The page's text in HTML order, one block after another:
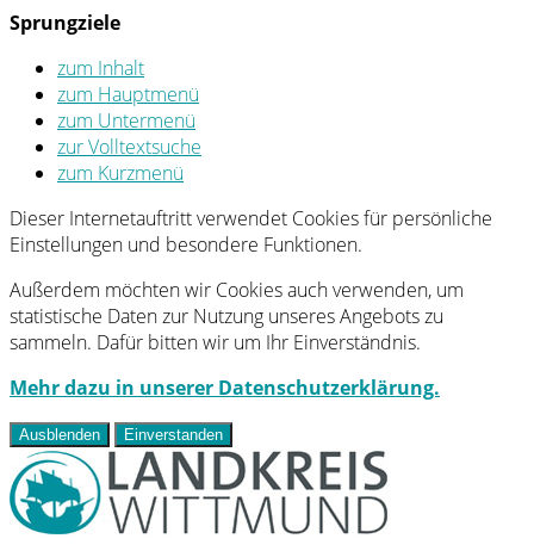
Sprungziele
zum Inhalt
zum Hauptmenü
zum Untermenü
zur Volltextsuche
zum Kurzmenü
Dieser Internetauftritt verwendet Cookies für persönliche
Einstellungen und besondere Funktionen.
Außerdem möchten wir Cookies auch verwenden, um
statistische Daten zur Nutzung unseres Angebots zu
sammeln. Dafür bitten wir um Ihr Einverständnis.
Mehr dazu in unserer Datenschutzerklärung.
Ausblenden Einverstanden